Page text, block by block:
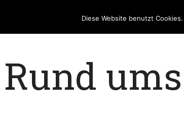
Rund
Diese Website benutzt